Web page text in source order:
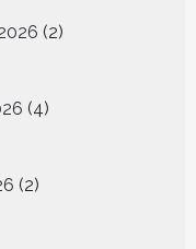
2
producten
4
producten
2
producten